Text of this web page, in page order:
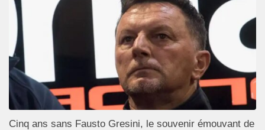
Cinq ans sans Fausto Gresini, le souvenir émouvant de